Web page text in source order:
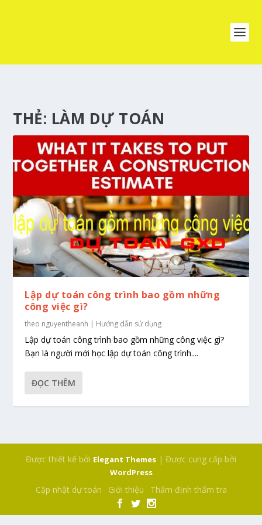
THẺ: LÀM DỰ TOÁN
Lập dự toán công trình bao gồm những
công việc gì?
theo nguyentheanh | Hướng dẫn sử dụng
Lập dự toán công trình bao gồm những công việc gì?
Bạn là người mới học lập dự toán công trình....
ĐỌC THÊM
Được thiết kế bởi Elegant Themes | Được cung cấp bởi
WordPress
Cập nhật dự toán Giới thiệu Thẩm định thẩm tra